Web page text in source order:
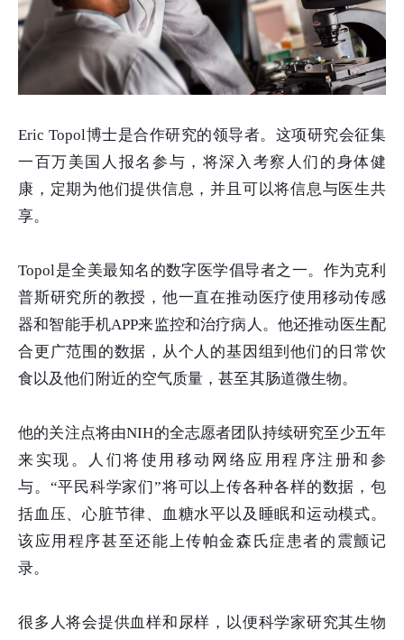
Eric Topol博士是合作研究的领导者。这项研究会征集
一百万美国人报名参与，将深入考察人们的身体健
康，定期为他们提供信息，并且可以将信息与医生共
享。
Topol是全美最知名的数字医学倡导者之一。作为克利
普斯研究所的教授，他一直在推动医疗使用移动传感
器和智能手机APP来监控和治疗病人。他还推动医生配
合更广范围的数据，从个人的基因组到他们的日常饮
食以及他们附近的空气质量，甚至其肠道微生物。
他的关注点将由NIH的全志愿者团队持续研究至少五年
来实现。人们将使用移动网络应用程序注册和参
与。“平民科学家们”将可以上传各种各样的数据，包
括血压、心脏节律、血糖水平以及睡眠和运动模式。
该应用程序甚至还能上传帕金森氏症患者的震颤记
录。
很多人将会提供血样和尿样，以便科学家研究其生物